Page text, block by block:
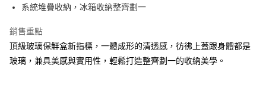
【注意事項】
用戶於交易時，得透過本服務購買商品或服務，並由商店將買賣／分期付款
買賣價金債權讓與本公司後，依約使用本公司帳單繳交帳款。
2.基於同意付款使用「大哥付你分期」之契約關係目的，商店將以您的個人
資料（包含姓名、電話或地址）提供予台灣大哥大進項蒐集、處理及利用，
系統堆疊收納，冰箱收納整齊劃一
銷售重點
頂級玻璃保鮮盒新指標，一體成形的清透感，彷彿上蓋跟身體都是
玻璃，兼具美感與實用性，輕鬆打造整齊劃一的收納美學。